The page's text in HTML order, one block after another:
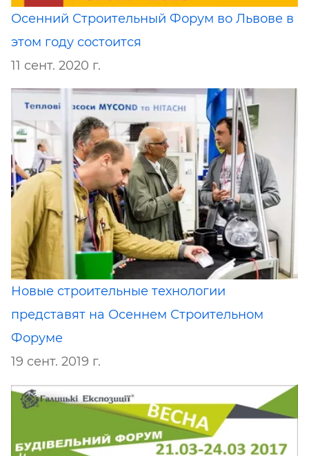
Осенний Строительный Форум во Львове в
этом году состоится
11 сент. 2020 г.
Новые строительные технологии
представят на Осеннем Строительном
Форуме
19 сент. 2019 г.